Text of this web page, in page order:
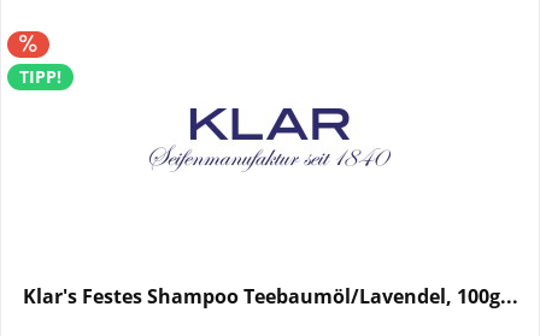
TIPP!
Klar's Festes Shampoo Teebaumöl/Lavendel, 100g...